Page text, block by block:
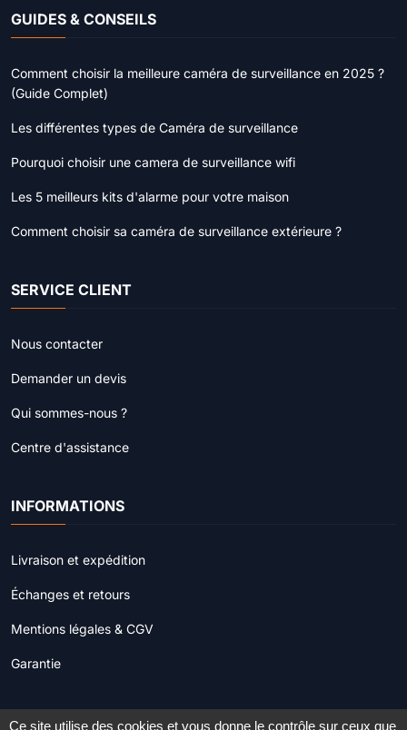
GUIDES & CONSEILS
Comment choisir la meilleure caméra de surveillance en 2025 ?
(Guide Complet)
Les différentes types de Caméra de surveillance
Pourquoi choisir une camera de surveillance wifi
Les 5 meilleurs kits d'alarme pour votre maison
Comment choisir sa caméra de surveillance extérieure ?
SERVICE CLIENT
Nous contacter
Demander un devis
Qui sommes-nous ?
Centre d'assistance
INFORMATIONS
Livraison et expédition
Échanges et retours
Mentions légales & CGV
Garantie
Ce site utilise des cookies et vous donne le contrôle sur ceux que